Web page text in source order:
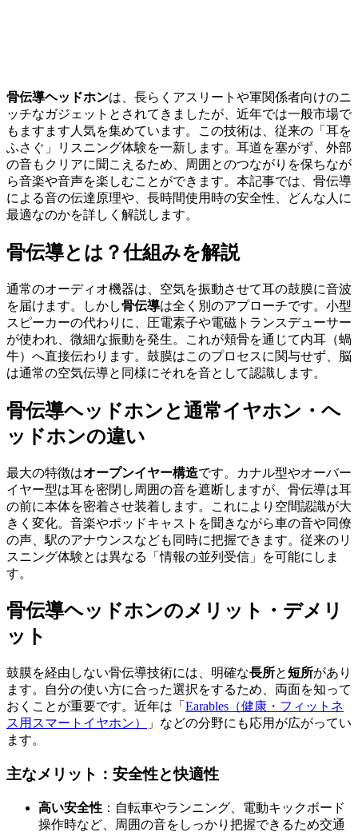
骨伝導ヘッドホンは、長らくアスリートや軍関係者向けのニ
ッチなガジェットとされてきましたが、近年では一般市場で
もますます人気を集めています。この技術は、従来の「耳を
ふさぐ」リスニング体験を一新します。耳道を塞がず、外部
の音もクリアに聞こえるため、周囲とのつながりを保ちなが
ら音楽や音声を楽しむことができます。本記事では、骨伝導
による音の伝達原理や、長時間使用時の安全性、どんな人に
最適なのかを詳しく解説します。
骨伝導とは？仕組みを解説
通常のオーディオ機器は、空気を振動させて耳の鼓膜に音波
を届けます。しかし骨伝導は全く別のアプローチです。小型
スピーカーの代わりに、圧電素子や電磁トランスデューサー
が使われ、微細な振動を発生。これが頬骨を通じて内耳（蝸
牛）へ直接伝わります。鼓膜はこのプロセスに関与せず、脳
は通常の空気伝導と同様にそれを音として認識します。
骨伝導ヘッドホンと通常イヤホン・ヘ
ッドホンの違い
最大の特徴はオープンイヤー構造です。カナル型やオーバー
イヤー型は耳を密閉し周囲の音を遮断しますが、骨伝導は耳
の前に本体を密着させ装着します。これにより空間認識が大
きく変化。音楽やポッドキャストを聞きながら車の音や同僚
の声、駅のアナウンスなども同時に把握できます。従来のリ
スニング体験とは異なる「情報の並列受信」を可能にしま
す。
骨伝導ヘッドホンのメリット・デメリ
ット
鼓膜を経由しない骨伝導技術には、明確な長所と短所があり
ます。自分の使い方に合った選択をするため、両面を知って
おくことが重要です。近年は「 Earables（健康・フィットネ
ス用スマートイヤホン）
」などの分野にも応用が広がってい
ます。
主なメリット：安全性と快適性
高い安全性 ：自転車やランニング、電動キックボード
操作時など、周囲の音をしっかり把握できるため交通